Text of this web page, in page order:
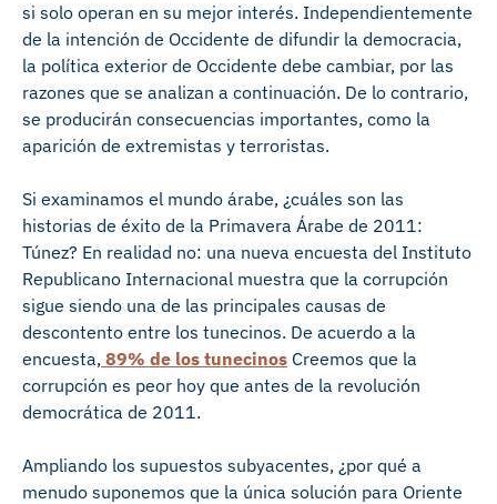
si solo operan en su mejor interés. Independientemente
de la intención de Occidente de difundir la democracia,
la política exterior de Occidente debe cambiar, por las
razones que se analizan a continuación. De lo contrario,
se producirán consecuencias importantes, como la
aparición de extremistas y terroristas.
Si examinamos el mundo árabe, ¿cuáles son las
historias de éxito de la Primavera Árabe de 2011:
Túnez? En realidad no: una nueva encuesta del Instituto
Republicano Internacional muestra que la corrupción
sigue siendo una de las principales causas de
descontento entre los tunecinos. De acuerdo a la
encuesta, 89% de los tunecinos Creemos que la
corrupción es peor hoy que antes de la revolución
democrática de 2011.
Ampliando los supuestos subyacentes, ¿por qué a
menudo suponemos que la única solución para Oriente